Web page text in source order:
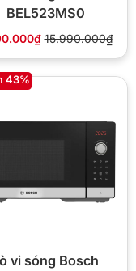
BEL523MS0
15.990.000₫
43%
vi sóng Bosch